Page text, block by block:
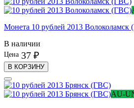
Монета 10 рублей 2013 Волоколамск
В наличии
Цена 37 ₽
В КОРЗИНУ
AU-